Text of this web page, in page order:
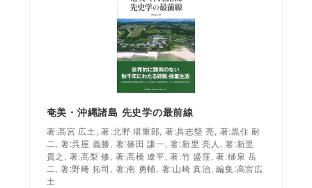
奄美・沖縄諸島 先史学の最前線
著:高宮 広土, 著:北野 堪重郎, 著:具志堅 亮, 著:黒住 耐
二, 著:呉屋 義勝, 著:篠田 謙一, 著:新里 亮人, 著:新里
貴之, 著:高梨 修, 著:高橋 遼平, 著:竹 盛窪, 著:樋泉 岳
二, 著:野﨑 拓司, 著:南 勇輔, 著:山崎 真治, 編集:高宮広
土